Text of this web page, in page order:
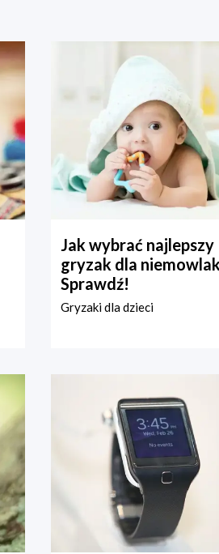
Jak wybrać najlepszy
gryzak dla
Sprawdź!
Gryzaki dla dzieci